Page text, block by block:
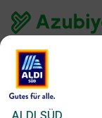
Ausbildung
ALDI SÜD